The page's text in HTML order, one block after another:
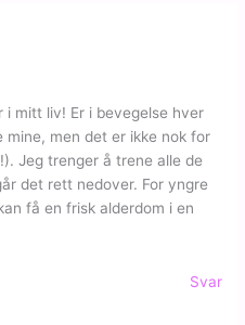
mitt liv! Er i bevegelse hver
mine, men det er ikke nok for
Jeg trenger å trene alle de
det rett nedover. For yngre
få en frisk alderdom i en
Svar